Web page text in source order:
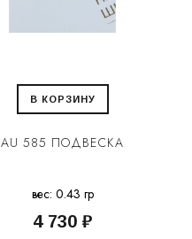
В КОРЗИНУ
AU 585 ПОДВЕСКА
вес: 0.43 гр
4 730 ₽